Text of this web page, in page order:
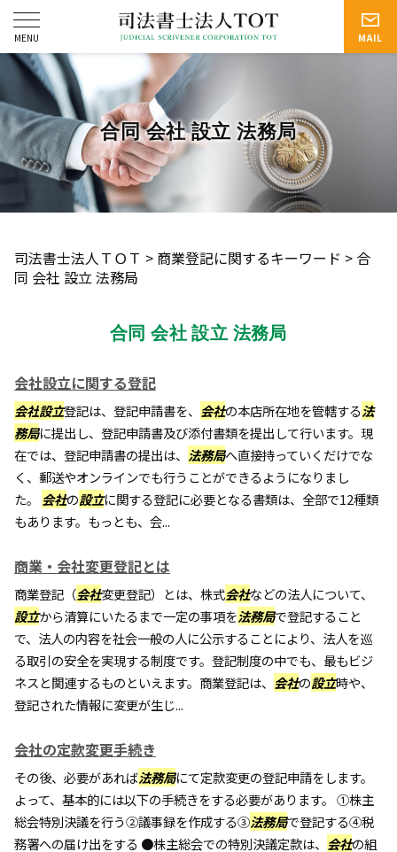
合同 会社 設立 法務局
司法書士法人ＴＯＴ > 商業登記に関するキーワード > 合
同 会社 設立 法務局
合同 会社 設立 法務局
会社設立に関する登記
会社設立登記は、登記申請書を、 会社の本店所在地を管轄する法
務局に提出し、登記申請書及び添付書類を提出して行います。現
在では、登記申請書の提出は、 法務局へ直接持っていくだけでな
く、郵送やオンラインでも行うことができるようになりまし
た。 会社の設立に関する登記に必要となる書類は、全部で12種類
もあります。もっとも、会...
商業・会社変更登記とは
商業登記（会社変更登記）とは、株式会社などの法人について、
設立から清算にいたるまで一定の事項を法務局で登記すること
で、法人の内容を社会一般の人に公示することにより、法人を巡
る取引の安全を実現する制度です。登記制度の中でも、最もビジ
ネスと関連するものといえます。商業登記は、 会社の設立時や、
登記された情報に変更が生じ...
会社の定款変更手続き
その後、必要があれば法務局にて定款変更の登記申請をします。
よって、基本的には以下の手続きをする必要があります。 ①株主
総会特別決議を行う②議事録を作成する③法務局で登記する④税
務署への届け出をする ●株主総会での特別決議定款は、 会社の組